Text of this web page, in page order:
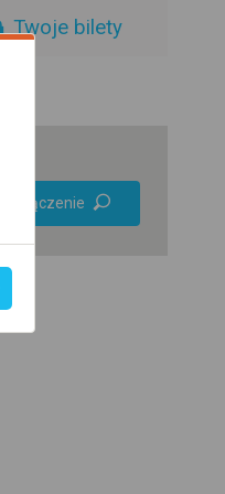
Twoje bilety
połączenie